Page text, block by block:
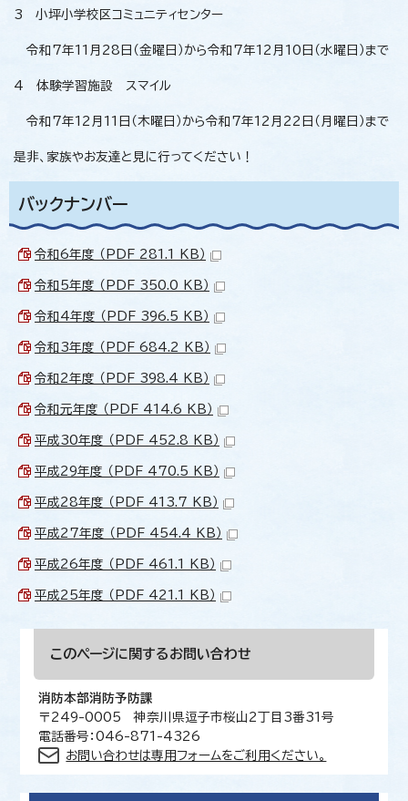
3 小坪小学校区コミュニティセンター
令和7年11月28日（金曜日）から令和7年12月10日（水曜日）まで
4 体験学習施設 スマイル
令和7年12月11日（木曜日）から令和7年12月22日（月曜日）まで
是非、家族やお友達と見に行ってください！
バックナンバー
令和6年度 （PDF 281.1 KB）
令和5年度 （PDF 350.0 KB）
令和4年度 （PDF 396.5 KB）
令和3年度 （PDF 684.2 KB）
令和2年度 （PDF 398.4 KB）
令和元年度 （PDF 414.6 KB）
平成30年度 （PDF 452.8 KB）
平成29年度 （PDF 470.5 KB）
平成28年度 （PDF 413.7 KB）
平成27年度 （PDF 454.4 KB）
平成26年度 （PDF 461.1 KB）
平成25年度 （PDF 421.1 KB）
このページに関する お問い合わせ
消防本部消防予防課
〒249-0005 神奈川県逗子市桜山2丁目3番31号
電話番号：046-871-4326
お問い合わせは専用フォームをご利用ください。